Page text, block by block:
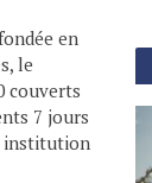
en
le
couverts
7 jours
institution